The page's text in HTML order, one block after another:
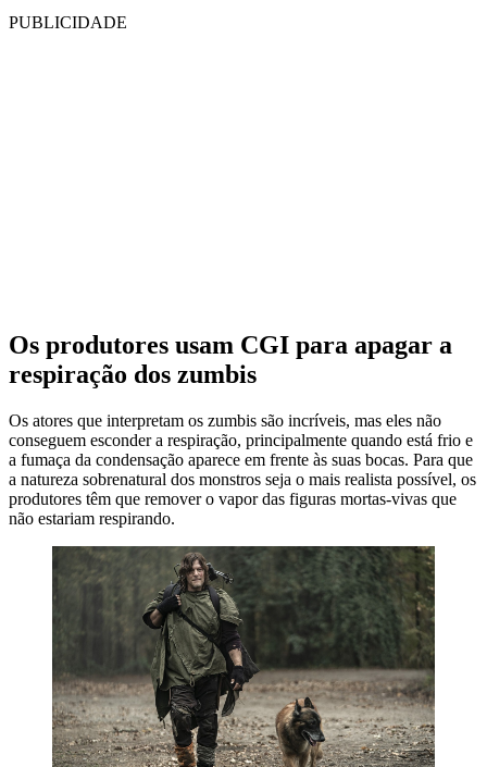
PUBLICIDADE
Os produtores usam CGI para apagar a
respiração dos zumbis
Os atores que interpretam os zumbis são incríveis, mas eles não
conseguem esconder a respiração, principalmente quando está frio e
a fumaça da condensação aparece em frente às suas bocas. Para que
a natureza sobrenatural dos monstros seja o mais realista possível, os
produtores têm que remover o vapor das figuras mortas-vivas que
não estariam respirando.